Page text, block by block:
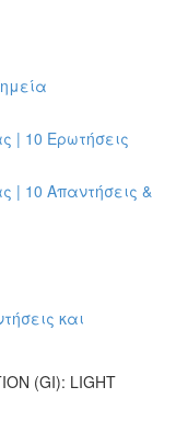
| 10 Ερωτήσεις
| 10 Απαντήσεις &
και
(GI): LIGHT